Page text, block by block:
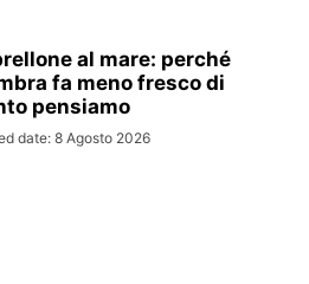
al mare: perché
fa meno fresco di
pensiamo
date: 8 Agosto 2026